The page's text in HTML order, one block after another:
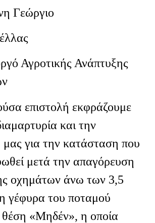
Γεώργιο
Αγροτικής Ανάπτυξης
επιστολή εκφράζουμε
και την
για την κατάσταση που
μετά την απαγόρευση
οχημάτων άνω των 3,5
γέφυρα του ποταμού
«Μηδέν», η οποία